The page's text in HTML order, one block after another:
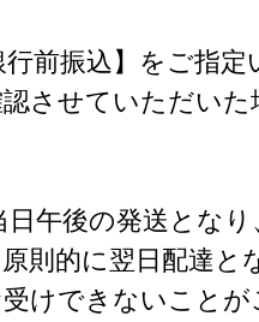
前振込】をご指定
させていただいた
午後の発送となり
則的に翌日配達と
けできないこと